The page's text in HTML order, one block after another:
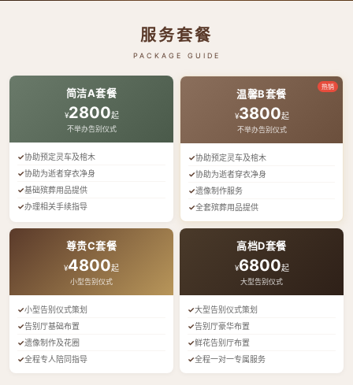
服务套餐
PACKAGE GUIDE
简洁A套餐
¥2800起
不举办告别仪式
协助预定灵车及棺木
协助为逝者穿衣净身
基础殡葬用品提供
办理相关手续指导
热销
温馨B套餐
¥3800起
不举办告别仪式
协助预定灵车及棺木
协助为逝者穿衣净身
遗像制作服务
全套殡葬用品提供
尊贵C套餐
¥4800起
小型告别仪式
小型告别仪式策划
告别厅基础布置
遗像制作及花圈
全程专人陪同指导
高档D套餐
¥6800起
大型告别仪式
大型告别仪式策划
告别厅豪华布置
鲜花告别厅布置
全程一对一专属服务